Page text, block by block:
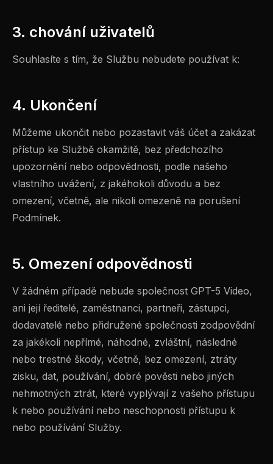
3. chování uživatelů
Souhlasíte s tím, že Službu nebudete používat k:
4. Ukončení
Můžeme ukončit nebo pozastavit váš účet a zakázat
přístup ke Službě okamžitě, bez předchozího
upozornění nebo odpovědnosti, podle našeho
vlastního uvážení, z jakéhokoli důvodu a bez
omezení, včetně, ale nikoli omezeně na porušení
Podmínek.
5. Omezení odpovědnosti
V žádném případě nebude společnost GPT-5 Video,
ani její ředitelé, zaměstnanci, partneři, zástupci,
dodavatelé nebo přidružené společnosti zodpovědní
za jakékoli nepřímé, náhodné, zvláštní, následné
nebo trestné škody, včetně, bez omezení, ztráty
zisku, dat, používání, dobré pověsti nebo jiných
nehmotných ztrát, které vyplývají z vašeho přístupu
k nebo používání nebo neschopnosti přístupu k
nebo používání Služby.